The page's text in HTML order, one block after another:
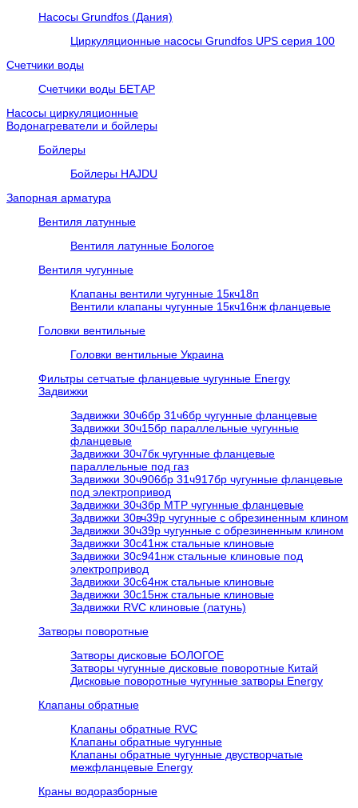
Насосы Grundfos (Дания)
Циркуляционные насосы Grundfos UPS серия 100
Счетчики воды
Счетчики воды БЕТАР
Насосы циркуляционные
Водонагреватели и бойлеры
Бойлеры
Бойлеры HAJDU
Запорная арматура
Вентиля латунные
Вентиля латунные Бологое
Вентиля чугунные
Клапаны вентили чугунные 15кч18п
Вентили клапаны чугунные 15кч16нж фланцевые
Головки вентильные
Головки вентильные Украина
Фильтры сетчатые фланцевые чугунные Energy
Задвижки
Задвижки 30ч6бр 31ч6бр чугунные фланцевые
Задвижки 30ч15бр параллельные чугунные
фланцевые
Задвижки 30ч7бк чугунные фланцевые
параллельные под газ
Задвижки 30ч906бр 31ч917бр чугунные фланцевые
под электропривод
Задвижки 30ч3бр МТР чугунные фланцевые
Задвижки 30вч39р чугунные с обрезиненным клином
Задвижки 30ч39р чугунные с обрезиненным клином
Задвижки 30с41нж стальные клиновые
Задвижки 30с941нж стальные клиновые под
электропривод
Задвижки 30с64нж стальные клиновые
Задвижки 30с15нж стальные клиновые
Задвижки RVC клиновые (латунь)
Затворы поворотные
Затворы дисковые БОЛОГОЕ
Затворы чугунные дисковые поворотные Китай
Дисковые поворотные чугунные затворы Energy
Клапаны обратные
Клапаны обратные RVC
Клапаны обратные чугунные
Клапаны обратные чугунные двустворчатые
межфланцевые Energy
Краны водоразборные